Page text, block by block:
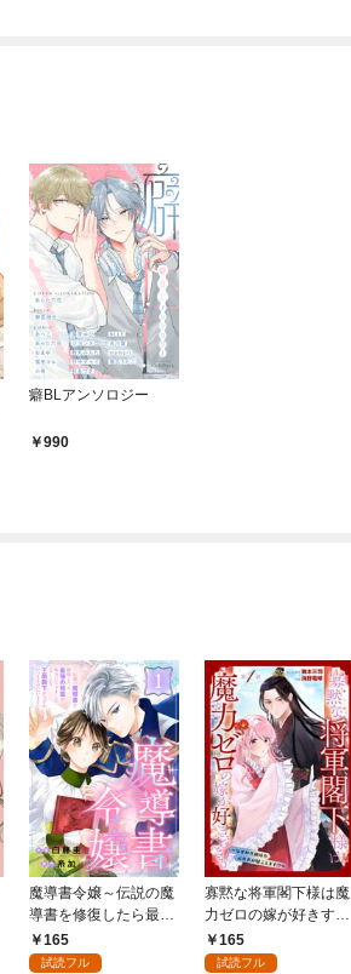
癖BLアンソロジー
990
魔導書令嬢～伝説の魔
導書を修復したら最強
の精霊が味方になりま
した（クールな王弟殿
165
試読フル
寡黙な将軍閣下様は魔
力ゼロの嫁が好きすぎ
る～なぜか旦那様の心
の声が聞こえます！？
165
試読フル